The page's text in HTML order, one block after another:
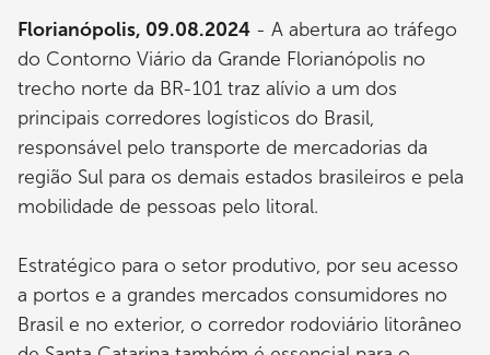
Florianópolis, 09.08.2024 - A abertura ao tráfego
do Contorno Viário da Grande Florianópolis no
trecho norte da BR-101 traz alívio a um dos
principais corredores logísticos do Brasil,
responsável pelo transporte de mercadorias da
região Sul para os demais estados brasileiros e pela
mobilidade de pessoas pelo litoral.
Estratégico para o setor produtivo, por seu acesso
a portos e a grandes mercados consumidores no
Brasil e no exterior, o corredor rodoviário litorâneo